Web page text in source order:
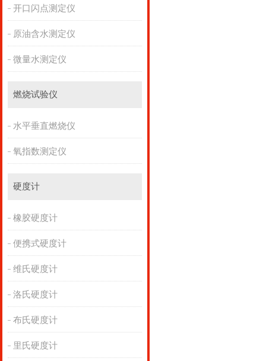
开口闪点测定仪
原油含水测定仪
微量水测定仪
燃烧试验仪
水平垂直燃烧仪
氧指数测定仪
硬度计
橡胶硬度计
便携式硬度计
维氏硬度计
洛氏硬度计
布氏硬度计
里氏硬度计